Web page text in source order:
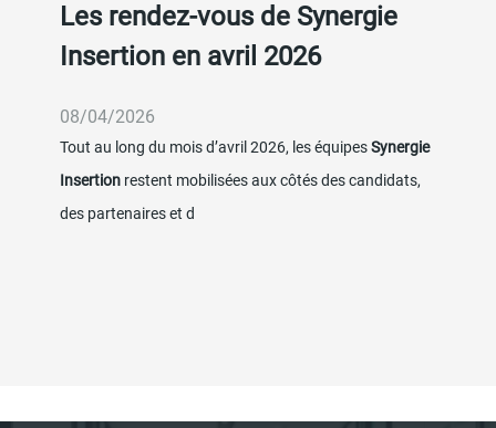
Les rendez-vous de Synergie
Insertion en avril 2026
08/04/2026
Tout au long du mois d’avril 2026, les équipesSynergie
Insertion restent mobilisées aux côtés des candidats,
des partenaires et d